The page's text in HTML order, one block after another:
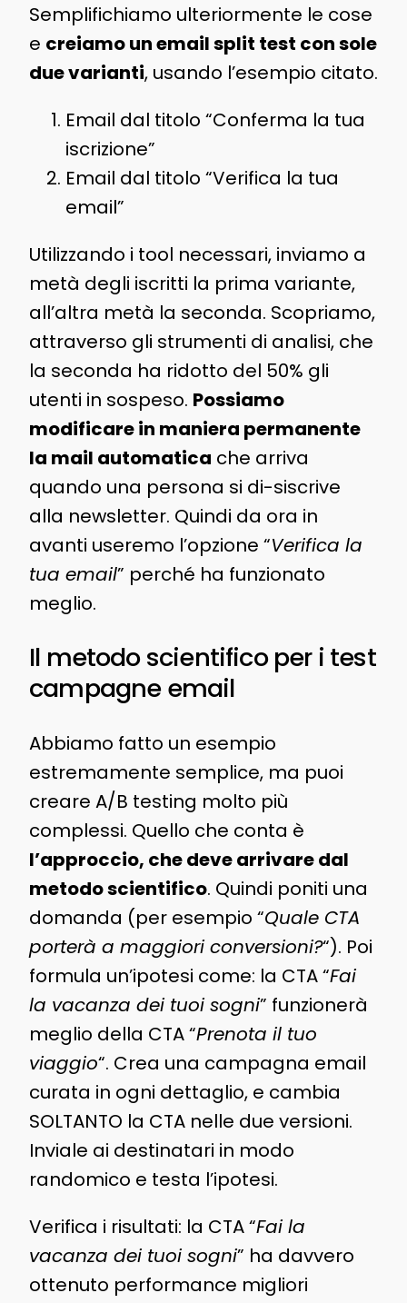
Semplifichiamo ulteriormente le cose
e creiamo un email split test con sole
due varianti, usando l’esempio citato.
Email dal titolo “Conferma la tua
iscrizione”
Email dal titolo “Verifica la tua
email”
Utilizzando i tool necessari, inviamo a
metà degli iscritti la prima variante,
all’altra metà la seconda. Scopriamo,
attraverso gli strumenti di analisi, che
la seconda ha ridotto del 50% gli
utenti in sospeso. Possiamo
modificare in maniera permanente
la mail automatica che arriva
quando una persona si di-siscrive
alla newsletter. Quindi da ora in
avanti useremo l’opzione “Verifica la
tua email” perché ha funzionato
meglio.
Il metodo scientifico per i test
campagne email
Abbiamo fatto un esempio
estremamente semplice, ma puoi
creare A/B testing molto più
complessi. Quello che conta è
l’approccio, che deve arrivare dal
metodo scientifico. Quindi poniti una
domanda (per esempio “Quale CTA
porterà a maggiori conversioni?“). Poi
formula un’ipotesi come: la CTA “Fai
la vacanza dei tuoi sogni” funzionerà
meglio della CTA “Prenota il tuo
viaggio“. Crea una campagna email
curata in ogni dettaglio, e cambia
SOLTANTO la CTA nelle due versioni.
Inviale ai destinatari in modo
randomico e testa l’ipotesi.
Verifica i risultati: la CTA “Fai la
vacanza dei tuoi sogni” ha davvero
ottenuto performance migliori